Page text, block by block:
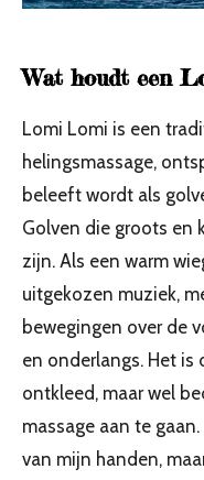
Wat houdt een
Lomi Lomi is een
helingsmassage,
beleeft wordt als
Golven die groots en
zijn. Als een warm
uitgekozen muziek,
bewegingen over de
en onderlangs. Het is
ontkleed, maar wel
massage aan te
van mijn handen,